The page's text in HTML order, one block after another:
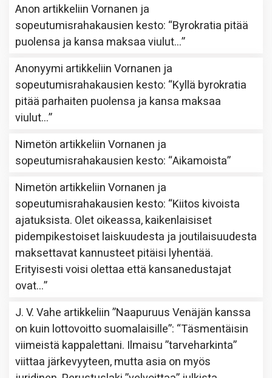
Anon artikkeliinVornanen ja
sopeutumisrahakausien kesto: “Byrokratia pitää
puolensa ja kansa maksaa viulut…”
Anonyymi artikkeliinVornanen ja
sopeutumisrahakausien kesto: “Kyllä byrokratia
pitää parhaiten puolensa ja kansa maksaa
viulut…”
Nimetön artikkeliinVornanen ja
sopeutumisrahakausien kesto: “Aikamoista”
Nimetön artikkeliinVornanen ja
sopeutumisrahakausien kesto: “Kiitos kivoista
ajatuksista. Olet oikeassa, kaikenlaisiset
pidempikestoiset laiskuudesta ja joutilaisuudesta
maksettavat kannusteet pitäisi lyhentää.
Erityisesti voisi olettaa että kansanedustajat
ovat…”
J. V. Vahe artikkeliin”Naapuruus Venäjän kanssa
on kuin lottovoitto suomalaisille”: “Täsmentäisin
viimeistä kappalettani. Ilmaisu ”tarveharkinta”
viittaa järkevyyteen, mutta asia on myös